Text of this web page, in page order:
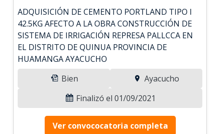
ADQUISICIÓN DE CEMENTO PORTLAND TIPO I
42.5KG AFECTO A LA OBRA CONSTRUCCIÓN DE
SISTEMA DE IRRIGACIÓN REPRESA PALLCCA EN
EL DISTRITO DE QUINUA PROVINCIA DE
HUAMANGA AYACUCHO
Bien
Ayacucho
Finalizó el 01/09/2021
Ver convococatoria completa